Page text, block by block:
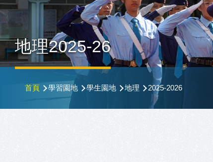
地理2025-26
航
連
首頁 學習園地 學生園地 地理 2025-2026